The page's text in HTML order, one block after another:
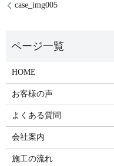
case_img005
HOME
お客様の声
よくある質問
会社案内
施工の流れ